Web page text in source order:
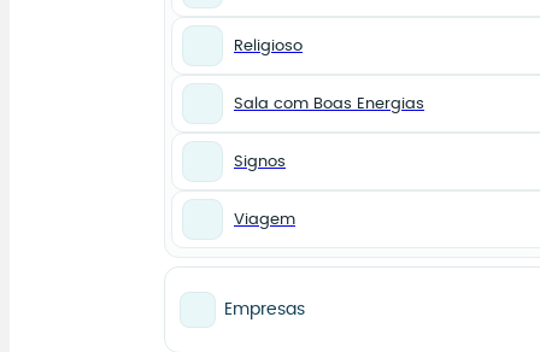
Religioso
Sala com Boas Energias
Signos
Viagem
Empresas